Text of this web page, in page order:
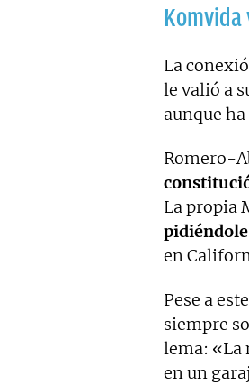
Komvida
La
le valió a
aunque
Romero-
La propia
en
Pese a
siempre
lema: «La
en un